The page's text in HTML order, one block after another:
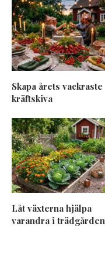
Skapa årets vackraste
kräftskiva
Låt växterna hjälpa
varandra i trädgården